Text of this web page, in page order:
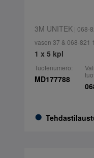
3M UNITEK| 068-
vasen 37 & 068-821
1 x 5 kpl
Tuotenumero:
MD177788